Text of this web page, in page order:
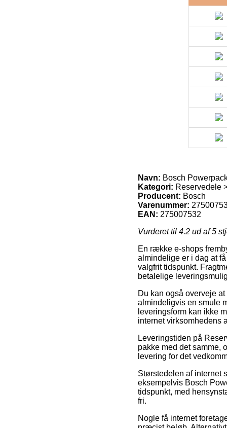
Navn: Bosch
Kategori: Reservedele
Producent: Bosch
Varenummer:
EAN: 275007532
Vurderet til 4.2 ud af 5
En række e-shops
almindelige er i dag at
valgfrit tidspunkt.
betalelige
Du kan også overveje
almindeligvis en smule
leveringsform kan ikke
internet virksomhedens
Leveringstiden på
pakke med det samme,
levering for det
Størstedelen af internet
eksempelvis Bosch
tidspunkt, med
fri.
Nogle få internet